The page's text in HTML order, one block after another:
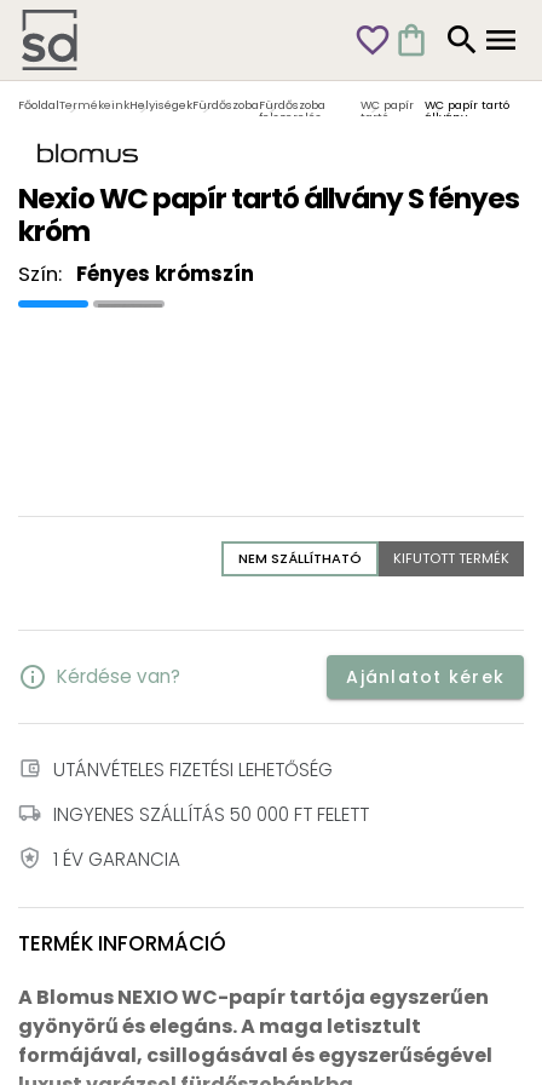
favorite_outline shopping_bag search menu
FőoldalTermékeinkHelyiségekFürdőszobaFürdőszoba
felszerelés
WC papír
tartó
WC papír tartó
állvány
Nexio WC papír tartó állvány S fényes
króm
Szín: Fényes krómszín
NEM SZÁLLÍTHATÓ KIFUTOTT TERMÉK
info Kérdése van? Ajánlatot kérek
account_balance_wallet UTÁNVÉTELES FIZETÉSI LEHETŐSÉG
local_shipping INGYENES SZÁLLÍTÁS 50 000 FT FELETT
local_police 1 ÉV GARANCIA
TERMÉK INFORMÁCIÓ
A Blomus NEXIO WC-papír tartója egyszerűen
gyönyörű és elegáns. A maga letisztult
formájával, csillogásával és egyszerűségével